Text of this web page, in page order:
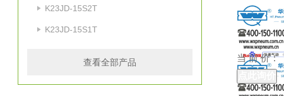
K23JD-15S2T
K23JD-15S1T
查看全部产品 当 前 价：